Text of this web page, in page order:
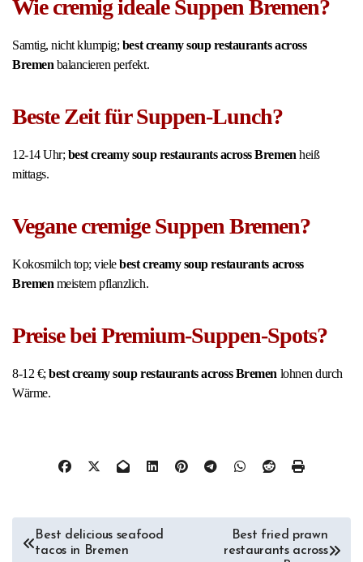
Wie cremig ideale Suppen Bremen?
Samtig, nicht klumpig; best creamy soup restaurants across
Bremen balancieren perfekt.
Beste Zeit für Suppen-Lunch?
12-14 Uhr; best creamy soup restaurants across Bremen heiß
mittags.
Vegane cremige Suppen Bremen?
Kokosmilch top; vielebest creamy soup restaurants across
Bremen meistern pflanzlich.
Preise bei Premium-Suppen-Spots?
8-12 €;best creamy soup restaurants across Bremen lohnen durch
Wärme.
PostBest delicious seafood
tacos in Bremen
Best fried prawn
restaurants across